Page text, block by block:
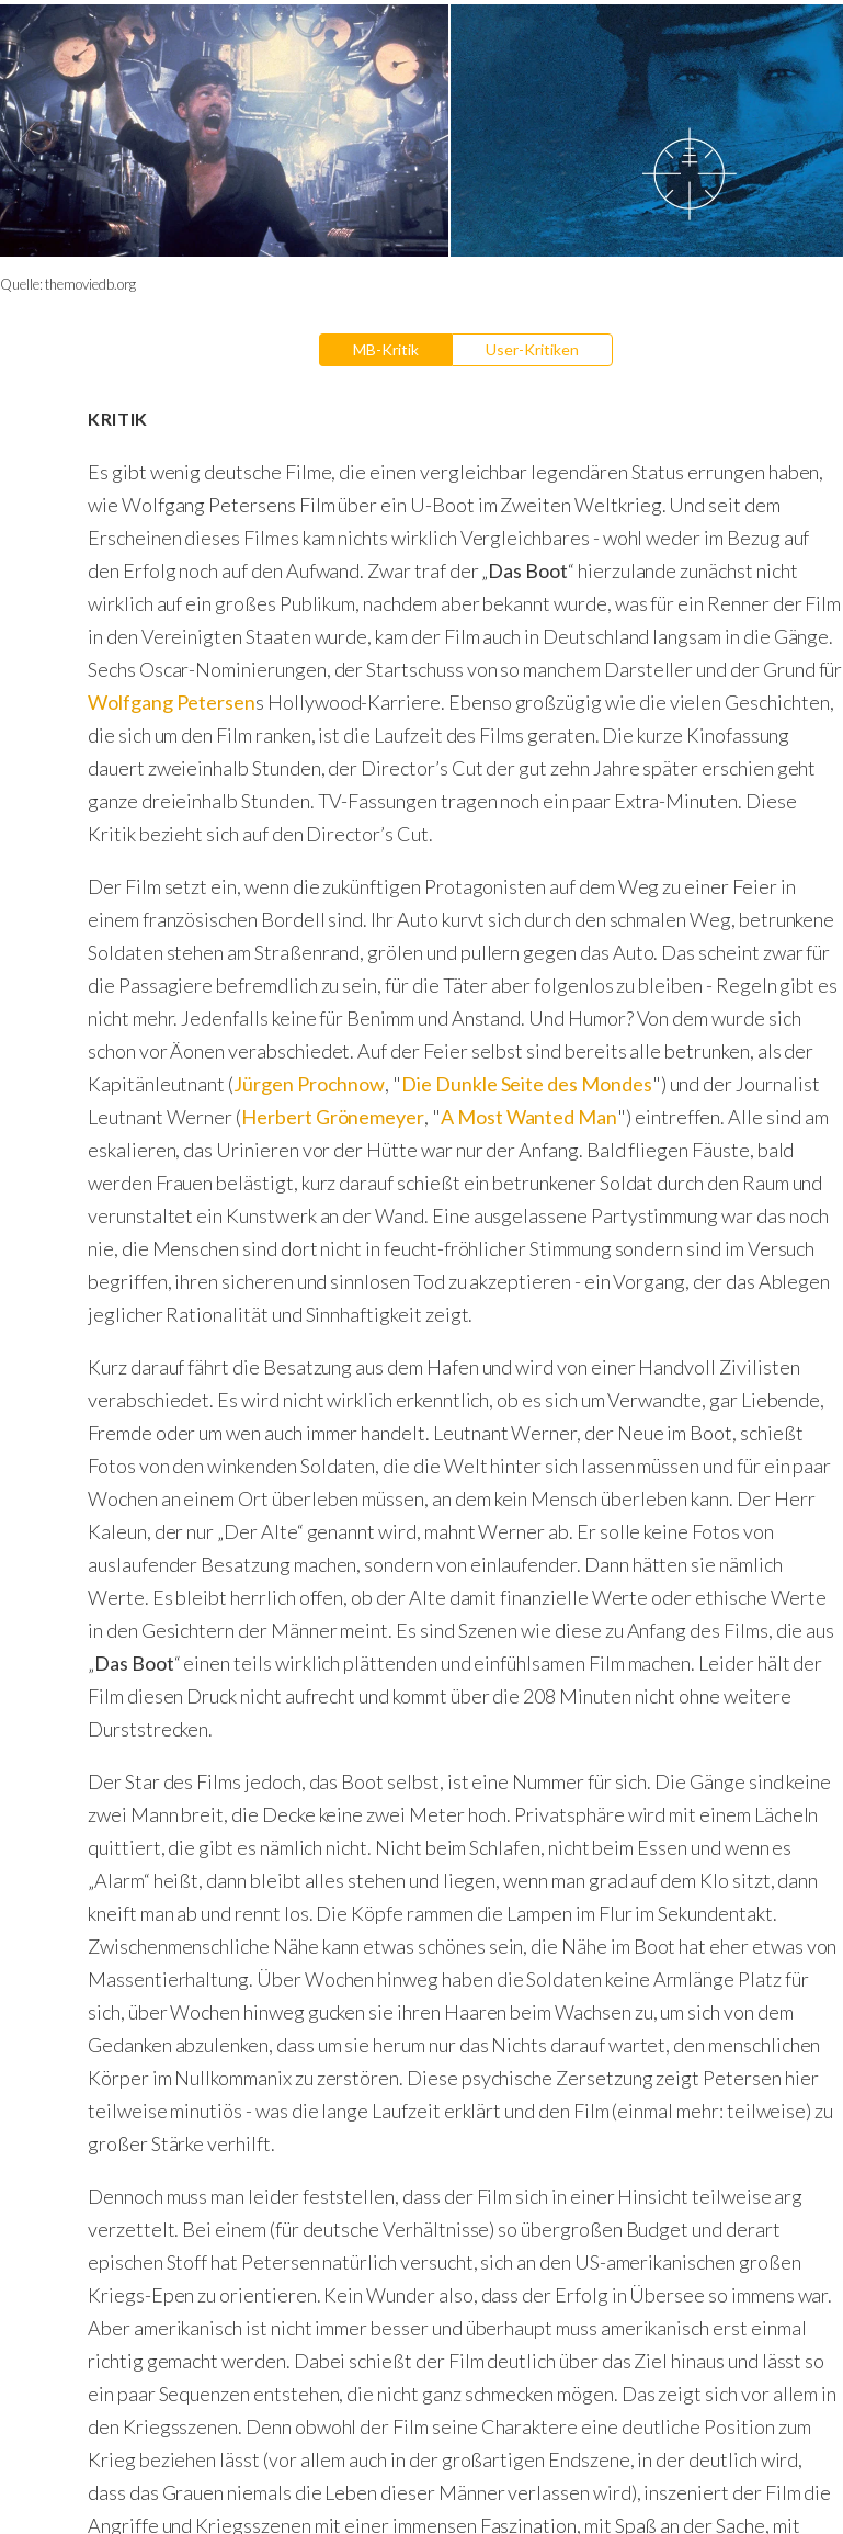
Quelle:themoviedb.org
MB-Kritik User-Kritiken
KRITIK
Es gibt wenig deutsche Filme, die einen vergleichbar legendären Status errungen haben,
wie Wolfgang Petersens Film über ein U-Boot im Zweiten Weltkrieg. Und seit dem
Erscheinen dieses Filmes kam nichts wirklich Vergleichbares - wohl weder im Bezug auf
den Erfolg noch auf den Aufwand. Zwar traf der „Das Boot“ hierzulande zunächst nicht
wirklich auf ein großes Publikum, nachdem aber bekannt wurde, was für ein Renner der Film
in den Vereinigten Staaten wurde, kam der Film auch in Deutschland langsam in die Gänge.
Sechs Oscar-Nominierungen, der Startschuss von so manchem Darsteller und der Grund für
Wolfgang Petersens Hollywood-Karriere. Ebenso großzügig wie die vielen Geschichten,
die sich um den Film ranken, ist die Laufzeit des Films geraten. Die kurze Kinofassung
dauert zweieinhalb Stunden, der Director’s Cut der gut zehn Jahre später erschien geht
ganze dreieinhalb Stunden. TV-Fassungen tragen noch ein paar Extra-Minuten. Diese
Kritik bezieht sich auf den Director’s Cut.
Der Film setzt ein, wenn die zukünftigen Protagonisten auf dem Weg zu einer Feier in
einem französischen Bordell sind. Ihr Auto kurvt sich durch den schmalen Weg, betrunkene
Soldaten stehen am Straßenrand, grölen und pullern gegen das Auto. Das scheint zwar für
die Passagiere befremdlich zu sein, für die Täter aber folgenlos zu bleiben - Regeln gibt es
nicht mehr. Jedenfalls keine für Benimm und Anstand. Und Humor? Von dem wurde sich
schon vor Äonen verabschiedet. Auf der Feier selbst sind bereits alle betrunken, als der
Kapitänleutnant (Jürgen Prochnow, "Die Dunkle Seite des Mondes") und der Journalist
Leutnant Werner (Herbert Grönemeyer, "A Most Wanted Man") eintreffen. Alle sind am
eskalieren, das Urinieren vor der Hütte war nur der Anfang. Bald fliegen Fäuste, bald
werden Frauen belästigt, kurz darauf schießt ein betrunkener Soldat durch den Raum und
verunstaltet ein Kunstwerk an der Wand. Eine ausgelassene Partystimmung war das noch
nie, die Menschen sind dort nicht in feucht-fröhlicher Stimmung sondern sind im Versuch
begriffen, ihren sicheren und sinnlosen Tod zu akzeptieren - ein Vorgang, der das Ablegen
jeglicher Rationalität und Sinnhaftigkeit zeigt.
Kurz darauf fährt die Besatzung aus dem Hafen und wird von einer Handvoll Zivilisten
verabschiedet. Es wird nicht wirklich erkenntlich, ob es sich um Verwandte, gar Liebende,
Fremde oder um wen auch immer handelt. Leutnant Werner, der Neue im Boot, schießt
Fotos von den winkenden Soldaten, die die Welt hinter sich lassen müssen und für ein paar
Wochen an einem Ort überleben müssen, an dem kein Mensch überleben kann. Der Herr
Kaleun, der nur „Der Alte“ genannt wird, mahnt Werner ab. Er solle keine Fotos von
auslaufender Besatzung machen, sondern von einlaufender. Dann hätten sie nämlich
Werte. Es bleibt herrlich offen, ob der Alte damit finanzielle Werte oder ethische Werte
in den Gesichtern der Männer meint. Es sind Szenen wie diese zu Anfang des Films, die aus
„Das Boot“ einen teils wirklich plättenden und einfühlsamen Film machen. Leider hält der
Film diesen Druck nicht aufrecht und kommt über die 208 Minuten nicht ohne weitere
Durststrecken.
Der Star des Films jedoch, das Boot selbst, ist eine Nummer für sich. Die Gänge sind keine
zwei Mann breit, die Decke keine zwei Meter hoch. Privatsphäre wird mit einem Lächeln
quittiert, die gibt es nämlich nicht. Nicht beim Schlafen, nicht beim Essen und wenn es
„Alarm“ heißt, dann bleibt alles stehen und liegen, wenn man grad auf dem Klo sitzt, dann
kneift man ab und rennt los. Die Köpfe rammen die Lampen im Flur im Sekundentakt.
Zwischenmenschliche Nähe kann etwas schönes sein, die Nähe im Boot hat eher etwas von
Massentierhaltung. Über Wochen hinweg haben die Soldaten keine Armlänge Platz für
sich, über Wochen hinweg gucken sie ihren Haaren beim Wachsen zu, um sich von dem
Gedanken abzulenken, dass um sie herum nur das Nichts darauf wartet, den menschlichen
Körper im Nullkommanix zu zerstören. Diese psychische Zersetzung zeigt Petersen hier
teilweise minutiös - was die lange Laufzeit erklärt und den Film (einmal mehr: teilweise) zu
großer Stärke verhilft.
Dennoch muss man leider feststellen, dass der Film sich in einer Hinsicht teilweise arg
verzettelt. Bei einem (für deutsche Verhältnisse) so übergroßen Budget und derart
epischen Stoff hat Petersen natürlich versucht, sich an den US-amerikanischen großen
Kriegs-Epen zu orientieren. Kein Wunder also, dass der Erfolg in Übersee so immens war.
Aber amerikanisch ist nicht immer besser und überhaupt muss amerikanisch erst einmal
richtig gemacht werden. Dabei schießt der Film deutlich über das Ziel hinaus und lässt so
ein paar Sequenzen entstehen, die nicht ganz schmecken mögen. Das zeigt sich vor allem in
den Kriegsszenen. Denn obwohl der Film seine Charaktere eine deutliche Position zum
Krieg beziehen lässt (vor allem auch in der großartigen Endszene, in der deutlich wird,
dass das Grauen niemals die Leben dieser Männer verlassen wird), inszeniert der Film die
Angriffe und Kriegsszenen mit einer immensen Faszination, mit Spaß an der Sache, mit